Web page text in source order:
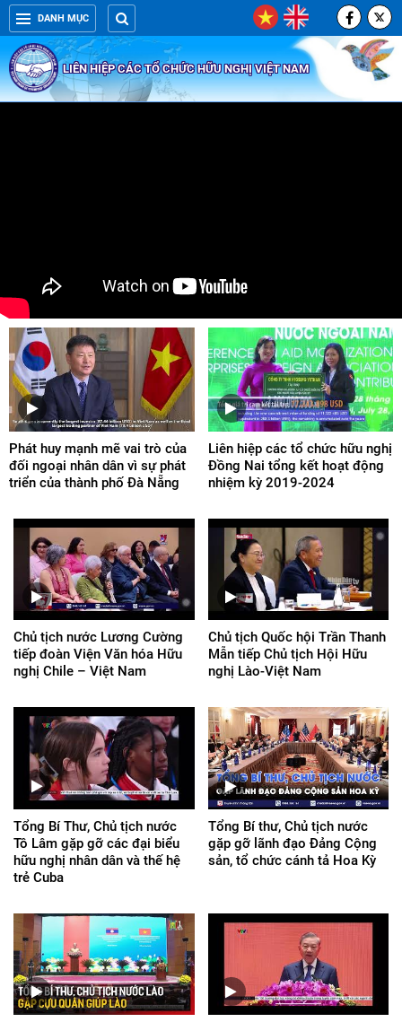
DANH MỤC
LIÊN HIỆP CÁC TỔ CHỨC HỮU NGHỊ VIỆT NAM
Phát huy mạnh mẽ vai trò của
đối ngoại nhân dân vì sự phát
triển của thành phố Đà Nẵng
Liên hiệp các tổ chức hữu nghị
Đồng Nai tổng kết hoạt động
nhiệm kỳ 2019-2024
Chủ tịch nước Lương Cường
tiếp đoàn Viện Văn hóa Hữu
nghị Chile – Việt Nam
Chủ tịch Quốc hội Trần Thanh
Mẫn tiếp Chủ tịch Hội Hữu
nghị Lào-Việt Nam
Tổng Bí Thư, Chủ tịch nước
Tô Lâm gặp gỡ các đại biểu
hữu nghị nhân dân và thế hệ
trẻ Cuba
Tổng Bí thư, Chủ tịch nước
gặp gỡ lãnh đạo Đảng Cộng
sản, tổ chức cánh tả Hoa Kỳ